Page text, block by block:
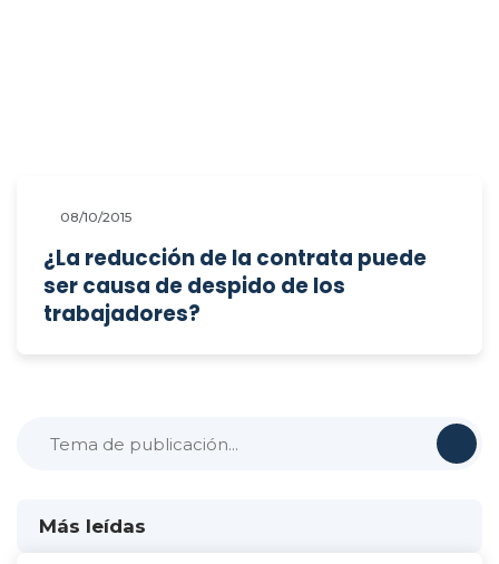
08/10/2015
¿La reducción de la contrata puede
ser causa de despido de los
trabajadores?
Más leídas